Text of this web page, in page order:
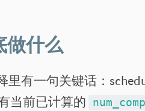
什么
里有一句关键话：
当前已计算的